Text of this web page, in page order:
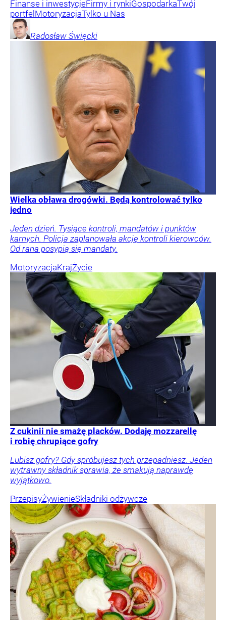
Finanse i inwestycjeFirmy i rynkiGospodarkaTwój
portfel MotoryzacjaTylko u Nas
Radosław Święcki
Wielka obława drogówki. Będą kontrolować tylko
jedno
Jeden dzień. Tysiące kontroli, mandatów i punktów
karnych. Policja zaplanowała akcję kontroli kierowców.
Od rana posypią się mandaty.
MotoryzacjaKrajŻycie
Z cukinii nie smażę placków. Dodaję mozzarellę
i robię chrupiące gofry
Lubisz gofry? Gdy spróbujesz tych przepadniesz. Jeden
wytrawny składnik sprawia, że smakują naprawdę
wyjątkowo.
PrzepisyŻywienieSkładniki odżywcze